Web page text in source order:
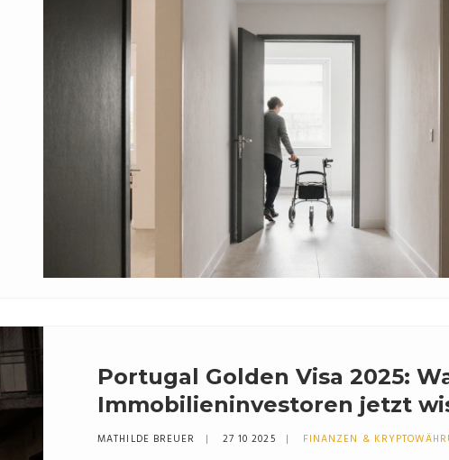
Portugal Golden Visa 2025:
Immobilieninvestoren jetzt
müssen
MATHILDE BREUER 27 10 2025 FINANZEN &